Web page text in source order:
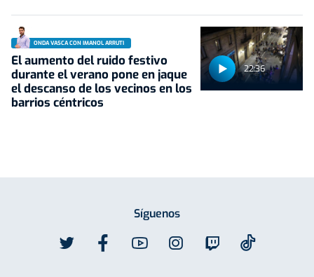
22:36
ONDA VASCA CON IMANOL ARRUTI
El aumento del ruido festivo
durante el verano pone en jaque
el descanso de los vecinos en los
barrios céntricos
Síguenos